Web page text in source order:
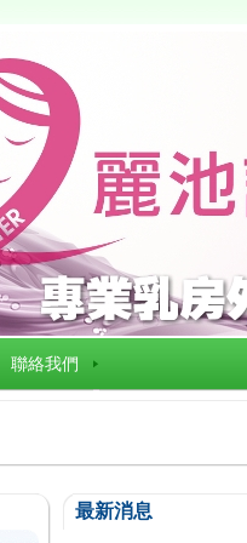
聯絡我們
最新消息